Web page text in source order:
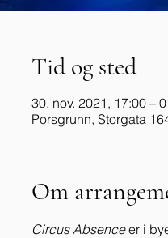
Tid og sted
30. nov. 2021, 17:00 –
Porsgrunn, Storgata
Om
Circus Absence er i